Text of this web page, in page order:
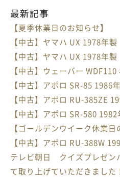
最新記事
【夏季休業日のお知らせ】
【中古】ヤマハ UX 1978年製
【中古】ヤマハ UX 1978年製
【中古】ウェーバー
【中古】アポロ SR-85 1986
【中古】アポロ RU-385ZE
【中古】アポロ SR-580 1982
【ゴールデンウイーク休業日
【中古】アポロ RU-388W
テレビ朝日 クイズプレゼ
て取り上げていただきました